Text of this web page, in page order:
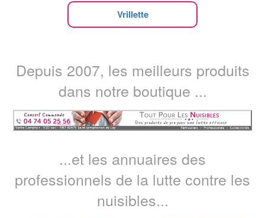
Vrillette
Depuis 2007, les meilleurs produits
dans notre boutique ...
...et les annuaires des
professionnels de la lutte contre les
nuisibles...